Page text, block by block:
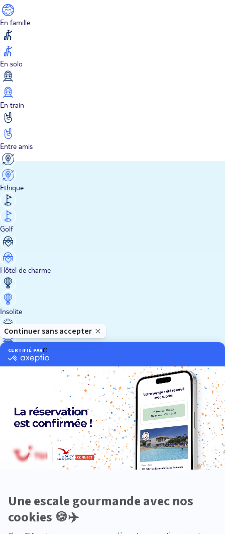
En famille
En solo
En train
Entre amis
Ethique
Golf
Hôtel de charme
Insolite
Luxe
Premium